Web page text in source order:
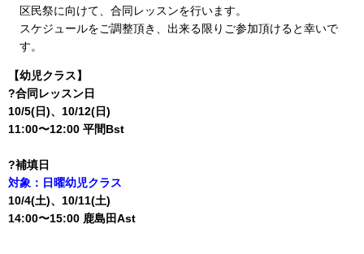
区民祭に向けて、合同レッスンを行います。
スケジュールをご調整頂き、出来る限りご参加頂けると幸いで
す。
【幼児クラス】
?合同レッスン日
10/5(日)、10/12(日)
11:00〜12:00 平間Bst
?補填日
対象：日曜幼児クラス
10/4(土)、10/11(土)
14:00〜15:00 鹿島田Ast